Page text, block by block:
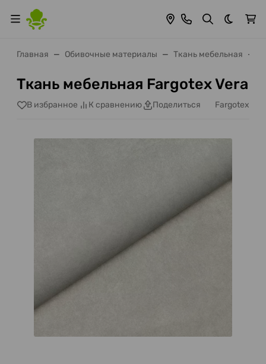
Темная
Главная Обивочные материалы Ткань мебельная
Ткань мебельная Fargotex Vera
В избранное К сравнению Поделиться Fargotex